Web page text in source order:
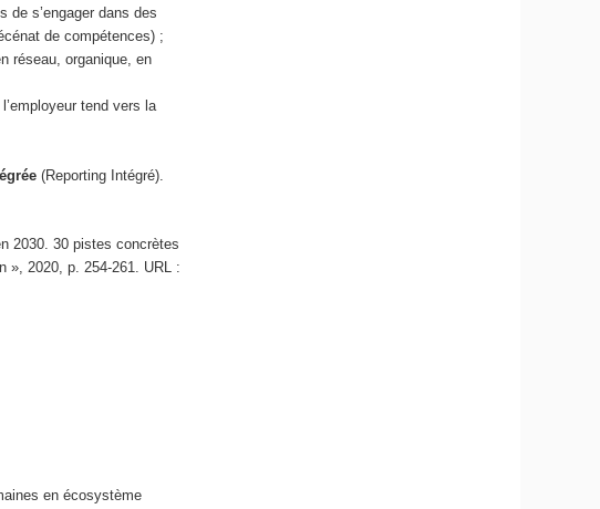
s’engager dans des
de compétences) ;
réseau, organique, en
tend vers la
(Reporting Intégré).
2030. 30 pistes concrètes
», 2020, p. 254-261. URL :
en écosystème